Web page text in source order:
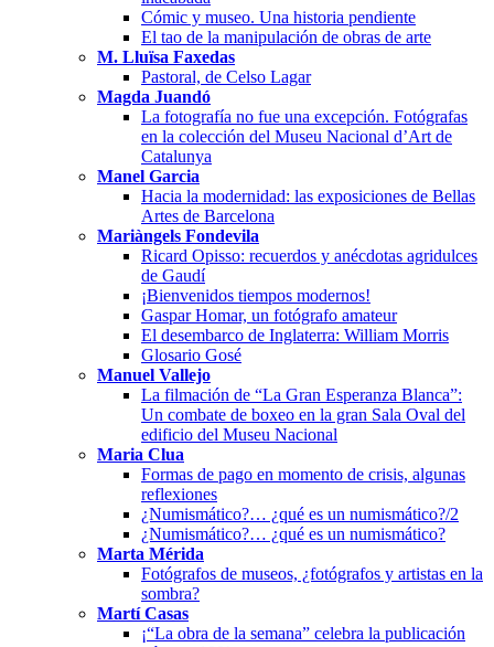
Cómic y museo. Una historia pendiente
El tao de la manipulación de obras de arte
M. Lluïsa Faxedas
Pastoral, de Celso Lagar
Magda Juandó
La fotografía no fue una excepción. Fotógrafas
en la colección del Museu Nacional d’Art de
Catalunya
Manel Garcia
Hacia la modernidad: las exposiciones de Bellas
Artes de Barcelona
Mariàngels Fondevila
Ricard Opisso: recuerdos y anécdotas agridulces
de Gaudí
¡Bienvenidos tiempos modernos!
Gaspar Homar, un fotógrafo amateur
El desembarco de Inglaterra: William Morris
Glosario Gosé
Manuel Vallejo
La filmación de “La Gran Esperanza Blanca”:
Un combate de boxeo en la gran Sala Oval del
edificio del Museu Nacional
Maria Clua
Formas de pago en momento de crisis, algunas
reflexiones
¿Numismático?… ¿qué es un numismático?/2
¿Numismático?… ¿qué es un numismático?
Marta Mérida
Fotógrafos de museos, ¿fotógrafos y artistas en la
sombra?
Martí Casas
¡“La obra de la semana” celebra la publicación